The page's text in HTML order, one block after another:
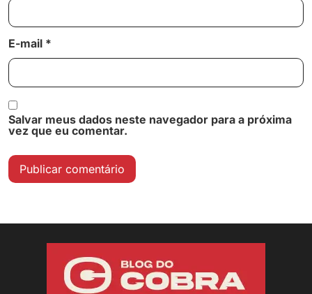
E-mail *
Salvar meus dados neste navegador para a próxima
vez que eu comentar.